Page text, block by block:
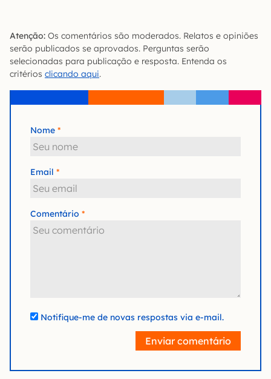
Atenção: Os comentários são moderados. Relatos e opiniões
serão publicados se aprovados. Perguntas serão
selecionadas para publicação e resposta. Entenda os
critérios clicando aqui.
Nome
Email
Comentário
Notifique-me de novas respostas via e-mail.
Enviar comentário